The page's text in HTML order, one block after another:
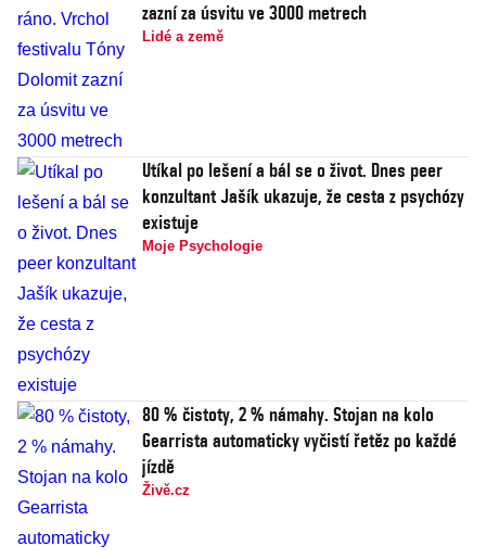
zazní za úsvitu ve 3000 metrech
Lidé a země
Utíkal po lešení a bál se o život. Dnes peer
konzultant Jašík ukazuje, že cesta z psychózy
existuje
Moje Psychologie
80 % čistoty, 2 % námahy. Stojan na kolo
Gearrista automaticky vyčistí řetěz po každé
jízdě
Živě.cz